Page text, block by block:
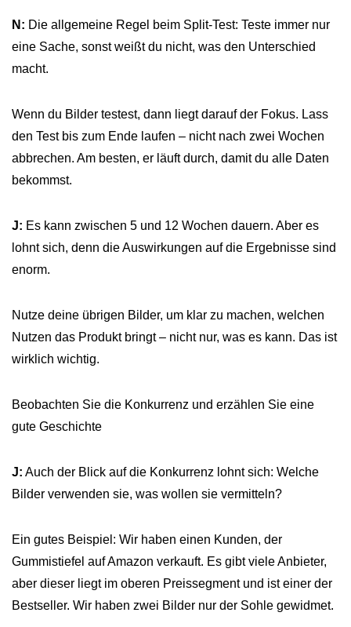
N: Die allgemeine Regel beim Split-Test: Teste immer nur
eine Sache, sonst weißt du nicht, was den Unterschied
macht.
Wenn du Bilder testest, dann liegt darauf der Fokus. Lass
den Test bis zum Ende laufen – nicht nach zwei Wochen
abbrechen. Am besten, er läuft durch, damit du alle Daten
bekommst.
J: Es kann zwischen 5 und 12 Wochen dauern. Aber es
lohnt sich, denn die Auswirkungen auf die Ergebnisse sind
enorm.
Nutze deine übrigen Bilder, um klar zu machen, welchen
Nutzen das Produkt bringt – nicht nur, was es kann. Das ist
wirklich wichtig.
Beobachten Sie die Konkurrenz und erzählen Sie eine
gute Geschichte
J: Auch der Blick auf die Konkurrenz lohnt sich: Welche
Bilder verwenden sie, was wollen sie vermitteln?
Ein gutes Beispiel: Wir haben einen Kunden, der
Gummistiefel auf Amazon verkauft. Es gibt viele Anbieter,
aber dieser liegt im oberen Preissegment und ist einer der
Bestseller. Wir haben zwei Bilder nur der Sohle gewidmet.